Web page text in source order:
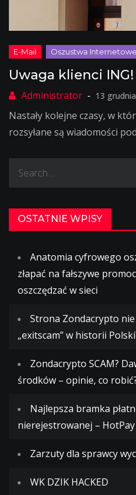
Uwaga klienci ING!
13
Nastały kolejne czasy, w
rozsyłane są wiadomości
OSTATNIE WPISY
Anatomia cyfrowego
złapać na fałszywe
oszczędzać w sieci
Strona Zondacrypto nie
„exitscam” w historii
Zondacrypto SCAM?
środków – opinie, co
Najlepsza bramka
nierejestrowanej – HotPay
Zarzuty dla sprawcy
WK DZIK HACKED